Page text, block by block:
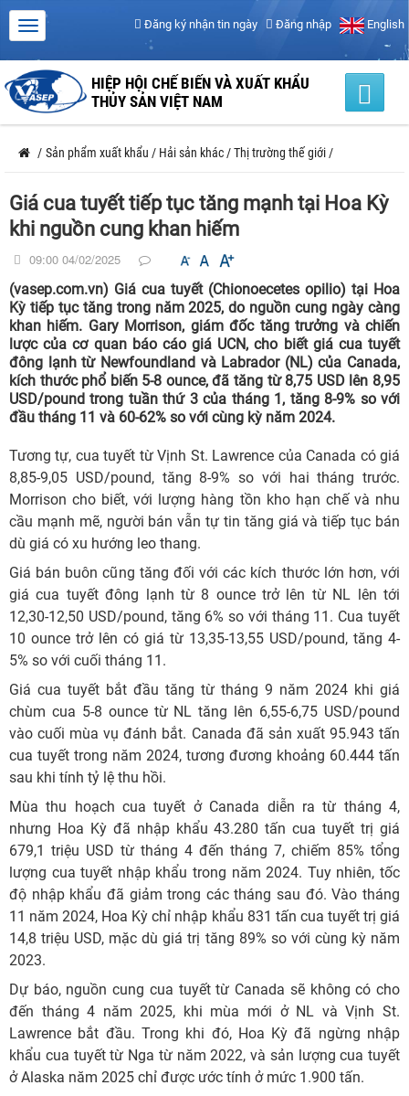
Đăng ký nhận tin ngày Đăng nhập English
HIỆP HỘI CHẾ BIẾN VÀ XUẤT KHẨU
THỦY SẢN VIỆT NAM
/ Sản phẩm xuất khẩu / Hải sản khác /Thị trường thế giới /
Giá cua tuyết tiếp tục tăng mạnh tại Hoa Kỳ
khi nguồn cung khan hiếm
09:00 04/02/2025
(vasep.com.vn) Giá cua tuyết (Chionoecetes opilio) tại Hoa
Kỳ tiếp tục tăng trong năm 2025, do nguồn cung ngày càng
khan hiếm. Gary Morrison, giám đốc tăng trưởng và chiến
lược của cơ quan báo cáo giá UCN, cho biết giá cua tuyết
đông lạnh từ Newfoundland và Labrador (NL) của Canada,
kích thước phổ biến 5-8 ounce, đã tăng từ 8,75 USD lên 8,95
USD/pound trong tuần thứ 3 của tháng 1, tăng 8-9% so với
đầu tháng 11 và 60-62% so với cùng kỳ năm 2024.
Tương tự, cua tuyết từ Vịnh St. Lawrence của Canada có giá
8,85-9,05 USD/pound, tăng 8-9% so với hai tháng trước.
Morrison cho biết, với lượng hàng tồn kho hạn chế và nhu
cầu mạnh mẽ, người bán vẫn tự tin tăng giá và tiếp tục bán
dù giá có xu hướng leo thang.
Giá bán buôn cũng tăng đối với các kích thước lớn hơn, với
giá cua tuyết đông lạnh từ 8 ounce trở lên từ NL lên tới
12,30-12,50 USD/pound, tăng 6% so với tháng 11. Cua tuyết
10 ounce trở lên có giá từ 13,35-13,55 USD/pound, tăng 4-
5% so với cuối tháng 11.
Giá cua tuyết bắt đầu tăng từ tháng 9 năm 2024 khi giá
chùm cua 5-8 ounce từ NL tăng lên 6,55-6,75 USD/pound
vào cuối mùa vụ đánh bắt. Canada đã sản xuất 95.943 tấn
cua tuyết trong năm 2024, tương đương khoảng 60.444 tấn
sau khi tính tỷ lệ thu hồi.
Mùa thu hoạch cua tuyết ở Canada diễn ra từ tháng 4,
nhưng Hoa Kỳ đã nhập khẩu 43.280 tấn cua tuyết trị giá
679,1 triệu USD từ tháng 4 đến tháng 7, chiếm 85% tổng
lượng cua tuyết nhập khẩu trong năm 2024. Tuy nhiên, tốc
độ nhập khẩu đã giảm trong các tháng sau đó. Vào tháng
11 năm 2024, Hoa Kỳ chỉ nhập khẩu 831 tấn cua tuyết trị giá
14,8 triệu USD, mặc dù giá trị tăng 89% so với cùng kỳ năm
2023.
Dự báo, nguồn cung cua tuyết từ Canada sẽ không có cho
đến tháng 4 năm 2025, khi mùa mới ở NL và Vịnh St.
Lawrence bắt đầu. Trong khi đó, Hoa Kỳ đã ngừng nhập
khẩu cua tuyết từ Nga từ năm 2022, và sản lượng cua tuyết
ở Alaska năm 2025 chỉ được ước tính ở mức 1.900 tấn.